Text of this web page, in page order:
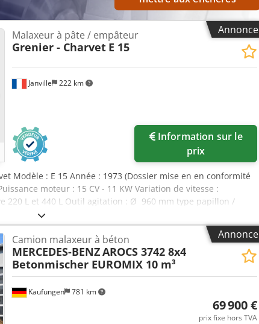
Annonce
Janville 222 km
Malaxeur à pâte / empâteur
Grenier - Charvet E 15
Information sur le
prix
Modèle : E 15 Année : 1973 (Dossier mise en en conformité
moteur : 15 CV - 11 KW Variation de vitesse :
220 L et 440 L Outil agitation : Ø 960 mm type papillon /
vertical : groupe hydraulique Dcjdpfx Aajzg Nf Tsfok
haute : 2880 mm Course : 840 mm
Annonce
Kaufungen 781 km
Camion malaxeur à béton
MERCEDES-BENZAROCS 3742 8x4
Betonmischer EUROMIX 10 m³
69 900 €
prix fixe hors TVA